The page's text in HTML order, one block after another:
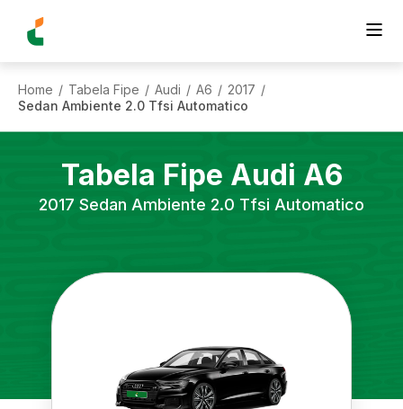
Home / Tabela Fipe / Audi / A6 / 2017 /
Sedan Ambiente 2.0 Tfsi Automatico
Tabela Fipe Audi A6
2017 Sedan Ambiente 2.0 Tfsi Automatico